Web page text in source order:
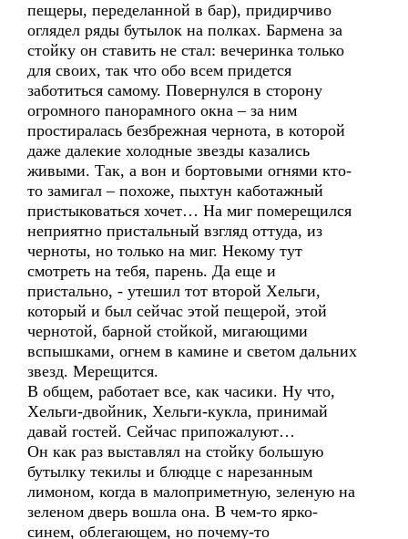
пещеры, переделанной в бар), придирчиво
оглядел ряды бутылок на полках. Бармена за
стойку он ставить не стал: вечеринка только
для своих, так что обо всем придется
заботиться самому. Повернулся в сторону
огромного панорамного окна – за ним
простиралась безбрежная чернота, в которой
даже далекие холодные звезды казались
живыми. Так, а вон и бортовыми огнями кто-
то замигал – похоже, пыхтун каботажный
пристыковаться хочет… На миг померещился
неприятно пристальный взгляд оттуда, из
черноты, но только на миг. Некому тут
смотреть на тебя, парень. Да еще и
пристально, - утешил тот второй Хельги,
который и был сейчас этой пещерой, этой
чернотой, барной стойкой, мигающими
вспышками, огнем в камине и светом дальних
звезд. Мерещится.
В общем, работает все, как часики. Ну что,
Хельги-двойник, Хельги-кукла, принимай
давай гостей. Сейчас припожалуют…
Он как раз выставлял на стойку большую
бутылку текилы и блюдце с нарезанным
лимоном, когда в малоприметную, зеленую на
зеленом дверь вошла она. В чем-то ярко-
синем, облегающем, но почему-то